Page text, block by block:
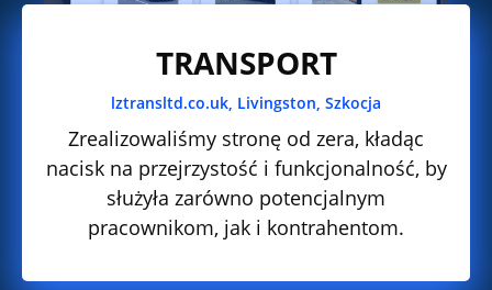
TRANSPORT
lztransltd.co.uk, Livingston, Szkocja
Zrealizowaliśmy stronę od zera, kładąc
nacisk na przejrzystość i funkcjonalność, by
służyła zarówno potencjalnym
pracownikom, jak i kontrahentom.